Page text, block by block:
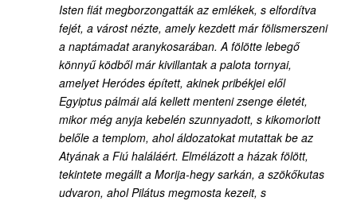
Isten fiát megborzongatták az emlékek, s elfordítva
fejét, a várost nézte, amely kezdett már fölismerszeni
a naptámadat aranykosarában. A fölötte lebegő
könnyű ködből már kivillantak a palota tornyai,
amelyet Heródes épített, akinek pribékjei elől
Egyiptus pálmái alá kellett menteni zsenge életét,
mikor még anyja kebelén szunnyadott, s kikomorlott
belőle a templom, ahol áldozatokat mutattak be az
Atyának a Fiú haláláért. Elmélázott a házak fölött,
tekintete megállt a Morija-hegy sarkán, a szökőkutas
udvaron, ahol Pilátus megmosta kezeit, s